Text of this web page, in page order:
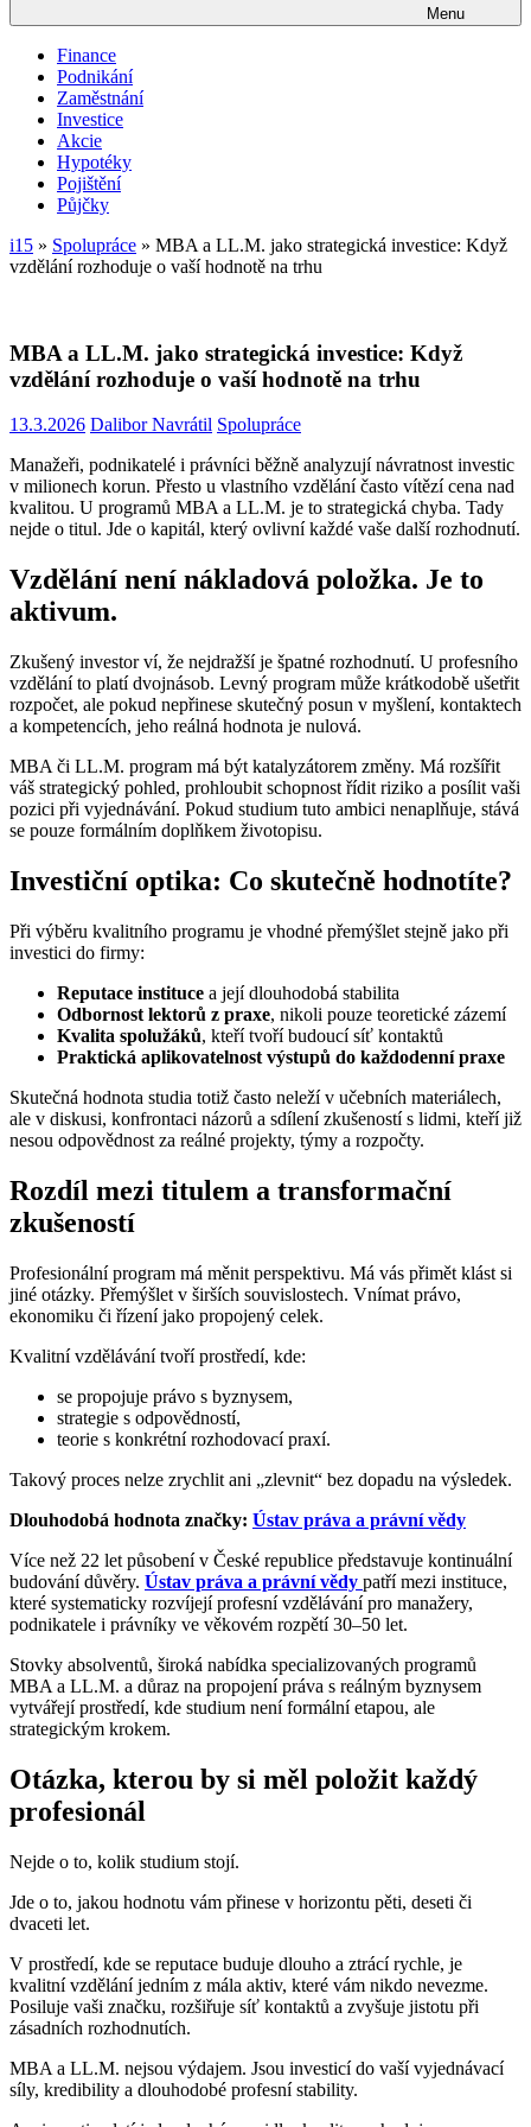
Menu
Finance
Podnikání
Zaměstnání
Investice
Akcie
Hypotéky
Pojištění
Půjčky
i15 » Spolupráce » MBA a LL.M. jako strategická investice: Když
vzdělání rozhoduje o vaší hodnotě na trhu
MBA a LL.M. jako strategická investice: Když
vzdělání rozhoduje o vaší hodnotě na trhu
13.3.2026 Dalibor Navrátil Spolupráce
Manažeři, podnikatelé i právníci běžně analyzují návratnost investic
v milionech korun. Přesto u vlastního vzdělání často vítězí cena nad
kvalitou. U programů MBA a LL.M. je to strategická chyba. Tady
nejde o titul. Jde o kapitál, který ovlivní každé vaše další rozhodnutí.
Vzdělání není nákladová položka. Je to
aktivum.
Zkušený investor ví, že nejdražší je špatné rozhodnutí. U profesního
vzdělání to platí dvojnásob. Levný program může krátkodobě ušetřit
rozpočet, ale pokud nepřinese skutečný posun v myšlení, kontaktech
a kompetencích, jeho reálná hodnota je nulová.
MBA či LL.M. program má být katalyzátorem změny. Má rozšířit
váš strategický pohled, prohloubit schopnost řídit riziko a posílit vaši
pozici při vyjednávání. Pokud studium tuto ambici nenaplňuje, stává
se pouze formálním doplňkem životopisu.
Investiční optika: Co skutečně hodnotíte?
Při výběru kvalitního programu je vhodné přemýšlet stejně jako při
investici do firmy:
Reputace instituce a její dlouhodobá stabilita
Odbornost lektorů z praxe, nikoli pouze teoretické zázemí
Kvalita spolužáků, kteří tvoří budoucí síť kontaktů
Praktická aplikovatelnost výstupů do každodenní praxe
Skutečná hodnota studia totiž často neleží v učebních materiálech,
ale v diskusi, konfrontaci názorů a sdílení zkušeností s lidmi, kteří již
nesou odpovědnost za reálné projekty, týmy a rozpočty.
Rozdíl mezi titulem a transformační
zkušeností
Profesionální program má měnit perspektivu. Má vás přimět klást si
jiné otázky. Přemýšlet v širších souvislostech. Vnímat právo,
ekonomiku či řízení jako propojený celek.
Kvalitní vzdělávání tvoří prostředí, kde:
se propojuje právo s byznysem,
strategie s odpovědností,
teorie s konkrétní rozhodovací praxí.
Takový proces nelze zrychlit ani „zlevnit“ bez dopadu na výsledek.
Dlouhodobá hodnota značky: Ústav práva a právní vědy
Více než 22 let působení v České republice představuje kontinuální
budování důvěry. Ústav práva a právní vědy patří mezi instituce,
které systematicky rozvíjejí profesní vzdělávání pro manažery,
podnikatele i právníky ve věkovém rozpětí 30–50 let.
Stovky absolventů, široká nabídka specializovaných programů
MBA a LL.M. a důraz na propojení práva s reálným byznysem
vytvářejí prostředí, kde studium není formální etapou, ale
strategickým krokem.
Otázka, kterou by si měl položit každý
profesionál
Nejde o to, kolik studium stojí.
Jde o to, jakou hodnotu vám přinese v horizontu pěti, deseti či
dvaceti let.
V prostředí, kde se reputace buduje dlouho a ztrácí rychle, je
kvalitní vzdělání jedním z mála aktiv, které vám nikdo nevezme.
Posiluje vaši značku, rozšiřuje síť kontaktů a zvyšuje jistotu při
zásadních rozhodnutích.
MBA a LL.M. nejsou výdajem. Jsou investicí do vaší vyjednávací
síly, kredibility a dlouhodobé profesní stability.